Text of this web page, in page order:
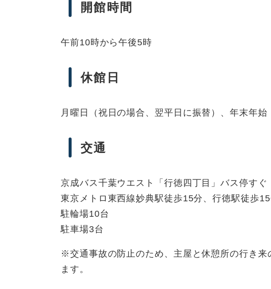
開館時間
午前10時から午後5時
休館日
月曜日（祝日の場合、翌平日に振替）、年末年始
交通
京成バス千葉ウエスト「行徳四丁目」バス停すぐ
東京メトロ東西線妙典駅徒歩15分、行徳駅徒歩
駐輪場10台
駐車場3台
※交通事故の防止のため、主屋と休憩所の行き来
ます。